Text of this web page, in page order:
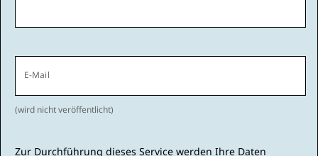
E-Mail
(wird nicht veröffentlicht)
Zur Durchführung dieses Service werden Ihre Daten